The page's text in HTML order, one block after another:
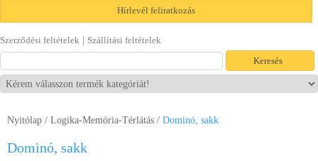
Család
Akció
Viszonteladóknak
Letöltések
Hírlevél feliratkozás
Szerződési feltételek | Szállítási feltételek
Nyitólap / Logika-Memória-Térlátás / Dominó, sakk
Dominó, sakk